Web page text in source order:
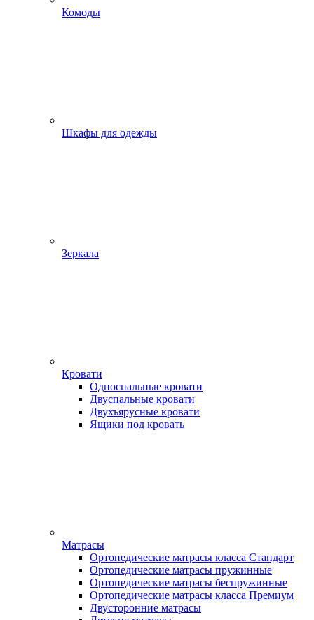
Комоды
Шкафы для одежды
Зеркала
Кровати
Односпальные кровати
Двуспальные кровати
Двухъярусные кровати
Ящики под кровать
Матрасы
Ортопедические матрасы класса Стандарт
Ортопедические матрасы пружинные
Ортопедические матрасы беспружинные
Ортопедические матрасы класса Премиум
Двусторонние матрасы